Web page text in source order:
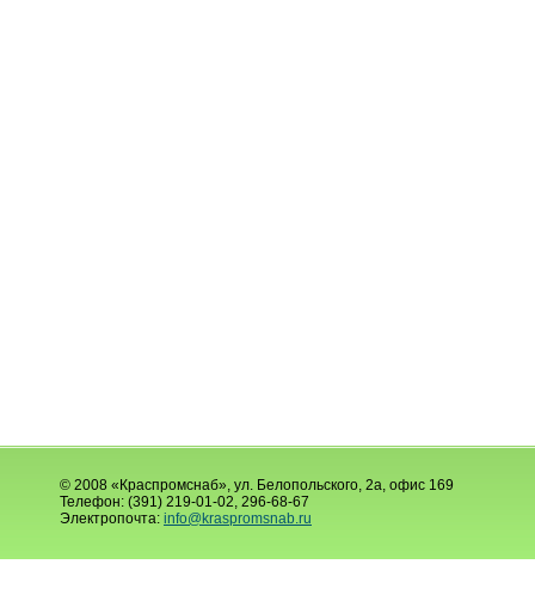
© 2008 «Краспромснаб», ул. Белопольского, 2а, офис 169
Телефон: (391) 219-01-02, 296-68-67
Электропочта: info@kraspromsnab.ru